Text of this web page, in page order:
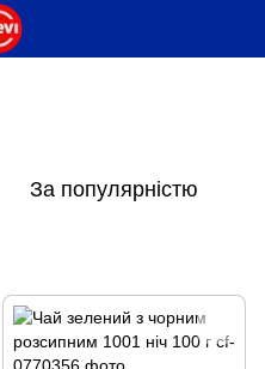
За популярністю